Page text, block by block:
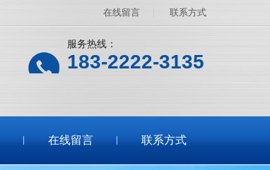
在线留言 联系方式
服务热线：
183-2222-3135
在线留言 联系方式